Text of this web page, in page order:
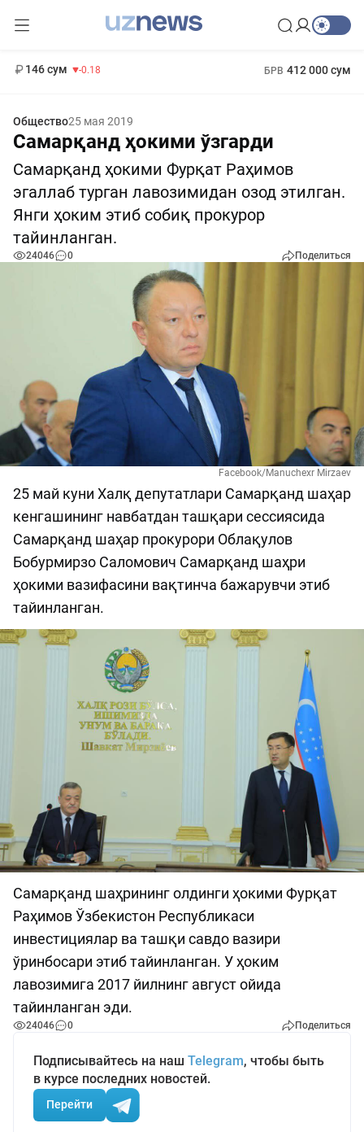
146 сум -0.18 БРВ 412 000 сум
Общество25 мая 2019
Самарқанд ҳокими ўзгарди
Самарқанд ҳокими Фурқат Раҳимов
эгаллаб турган лавозимидан озод этилган.
Янги ҳоким этиб собиқ прокурор
тайинланган.
24046 0 Поделиться
Facebook/Manuchexr Mirzaev
25 май куни Халқ депутатлари Самарқанд шаҳар
кенгашининг навбатдан ташқари сессиясида
Самарқанд шаҳар прокурори Облақулов
Бобурмирзо Саломович Самарқанд шаҳри
ҳокими вазифасини вақтинча бажарувчи этиб
тайинланган.
Самарқанд шаҳрининг олдинги ҳокими Фурқат
Раҳимов Ўзбекистон Республикаси
инвестициялар ва ташқи савдо вазири
ўринбосари этиб тайинланган. У ҳоким
лавозимига 2017 йилнинг август ойида
тайинланган эди.
24046 0 Поделиться
Подписывайтесь на наш Telegram, чтобы быть
в курсе последних новостей.
Перейти